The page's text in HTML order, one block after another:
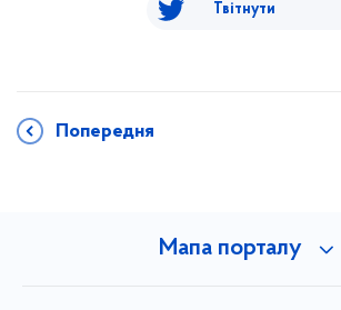
Твітнути
Попередня
Мапа порталу